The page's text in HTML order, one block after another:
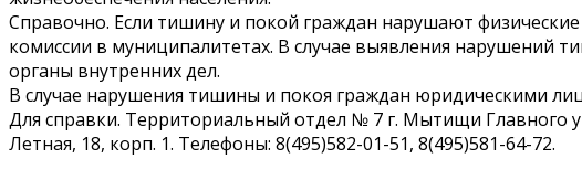
Справочно. Если тишину и покой граждан нарушают
комиссии в муниципалитетах. В случае выявления нарушений
органы внутренних дел.
В случае нарушения тишины и покоя граждан юридическими
Для справки. Территориальный отдел № 7 г. Мытищи Главного
Летная, 18, корп. 1. Телефоны: 8(495)582-01-51, 8(495)581-64-72.